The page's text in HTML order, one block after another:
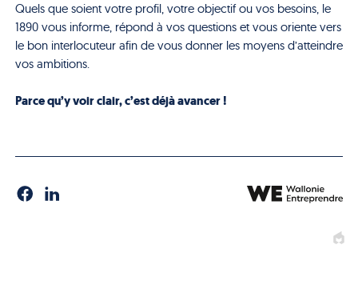
Quels que soient votre profil, votre objectif ou vos besoins, le
1890 vous informe, répond à vos questions et vous oriente vers
le bon interlocuteur afin de vous donner les moyens d’atteindre
vos ambitions.
Parce qu’y voir clair, c’est déjà avancer !